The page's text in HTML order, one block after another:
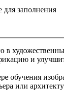
заполнения
в
и
обучения
или